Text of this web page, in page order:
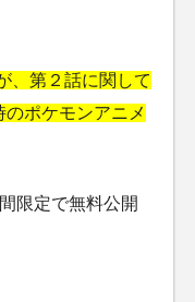
、第２話に関して
ポケモンアニメ
限定で無料公開